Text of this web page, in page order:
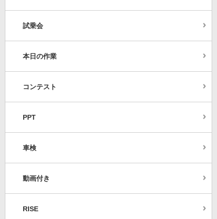
試乗会
本日の作業
コンテスト
PPT
車検
動画付き
RISE